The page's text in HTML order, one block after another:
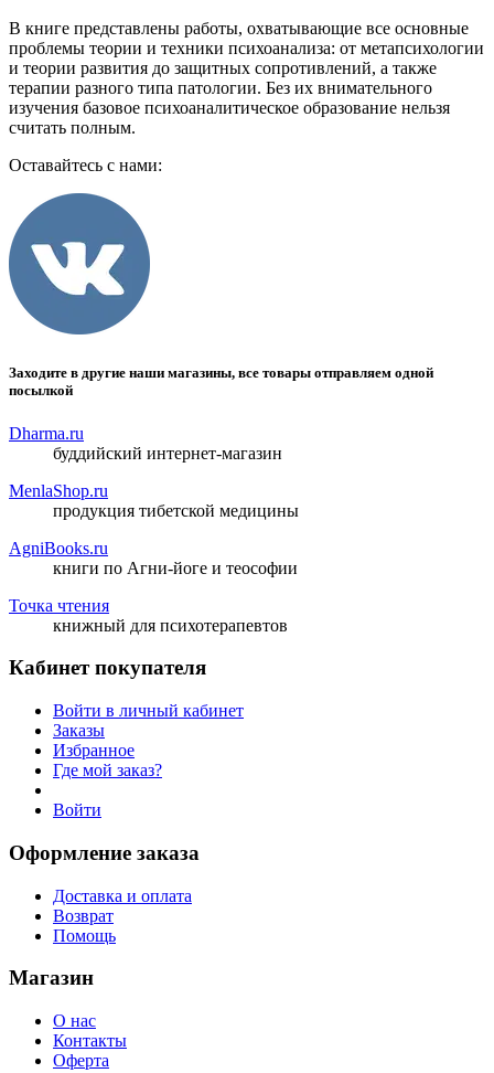
В книге представлены работы, охватывающие все основные
проблемы теории и техники психоанализа: от метапсихологии
и теории развития до защитных сопротивлений, а также
терапии разного типа патологии. Без их внимательного
изучения базовое психоаналитическое образование нельзя
считать полным.
Оставайтесь с нами:
Заходите в другие наши магазины, все товары отправляем одной
посылкой
Dharma.ru
буддийский интернет-магазин
MenlaShop.ru
продукция тибетской медицины
AgniBooks.ru
книги по Агни-йоге и теософии
Точка чтения
книжный для психотерапевтов
Кабинет покупателя
Войти в личный кабинет
Заказы
Избранное
Где мой заказ?
Войти
Оформление заказа
Доставка и оплата
Возврат
Помощь
Магазин
О нас
Контакты
Оферта